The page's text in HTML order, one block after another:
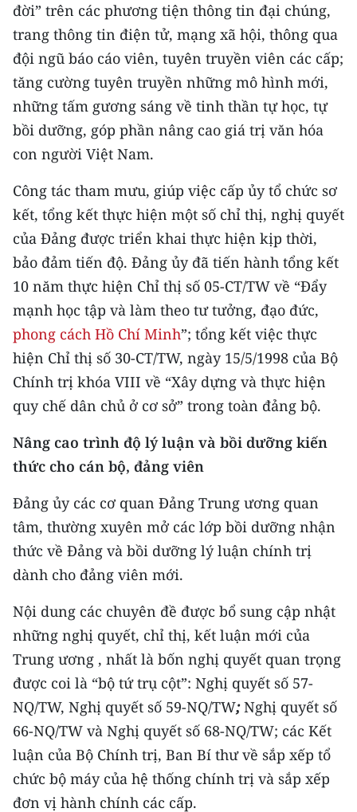
Đồng bằng sông Cửu Long
Chuyên trang Hà Nội
Chuyên trang TP. Hồ Chí Minh
CHUYÊN ĐỀ
VỀ BÁO NHÂN DÂN
THỜI NAY
NHÂN DÂN CUỐI TUẦN
NHÂN DÂN HẰNG THÁNG
MUA BÁO
ĐỌC BÁO IN
ENGLISH
中文
FRANÇAIS
РУССКИЙ
ESPAÑOL
한국어
đời” trên các phương tiện thông tin đại chúng,
trang thông tin điện tử, mạng xã hội, thông qua
đội ngũ báo cáo viên, tuyên truyền viên các cấp;
tăng cường tuyên truyền những mô hình mới,
những tấm gương sáng về tinh thần tự học, tự
bồi dưỡng, góp phần nâng cao giá trị văn hóa
con người Việt Nam.
Công tác tham mưu, giúp việc cấp ủy tổ chức sơ
kết, tổng kết thực hiện một số chỉ thị, nghị quyết
của Đảng được triển khai thực hiện kịp thời,
bảo đảm tiến độ. Đảng ủy đã tiến hành tổng kết
10 năm thực hiện Chỉ thị số 05-CT/TW về “Đẩy
mạnh học tập và làm theo tư tưởng, đạo đức,
phong cách Hồ Chí Minh”; tổng kết việc thực
hiện Chỉ thị số 30-CT/TW, ngày 15/5/1998 của Bộ
Chính trị khóa VIII về “Xây dựng và thực hiện
quy chế dân chủ ở cơ sở” trong toàn đảng bộ.
Nâng cao trình độ lý luận và bồi dưỡng kiến
thức cho cán bộ, đảng viên
Đảng ủy các cơ quan Đảng Trung ương quan
tâm, thường xuyên mở các lớp bồi dưỡng nhận
thức về Đảng và bồi dưỡng lý luận chính trị
dành cho đảng viên mới.
Nội dung các chuyên đề được bổ sung cập nhật
những nghị quyết, chỉ thị, kết luận mới của
Trung ương , nhất là bốn nghị quyết quan trọng
được coi là “bộ tứ trụ cột”: Nghị quyết số 57-
NQ/TW, Nghị quyết số 59-NQ/TW;Nghị quyết số
66-NQ/TW và Nghị quyết số 68-NQ/TW; các Kết
luận của Bộ Chính trị, Ban Bí thư về sắp xếp tổ
chức bộ máy của hệ thống chính trị và sắp xếp
đơn vị hành chính các cấp.